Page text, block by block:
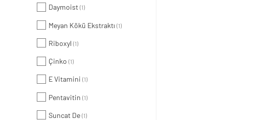
Daymoist (1)
Meyan Kökü Ekstraktı (1)
Riboxyl (1)
Çinko (1)
E Vitamini (1)
Pentavitin (1)
Suncat De (1)